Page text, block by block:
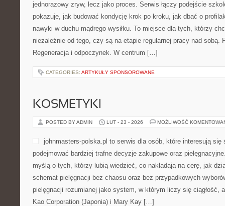
jednorazowy zryw, lecz jako proces. Serwis łączy podejście
pokazuje, jak budować kondycję krok po kroku, jak dbać o
nawyki w duchu mądrego wysiłku. To miejsce dla tych, którzy
niezależnie od tego, czy są na etapie regularnej pracy nad sobą.
Regeneracja i odpoczynek. W centrum […]
CATEGORIES: ARTYKUŁY SPONSOROWANE
KOSMETYKI
POSTED BY ADMIN LUT - 23 - 2026 MOŻLIWOŚĆ
johnmasters-polska.pl to serwis dla osób, które interesują się
podejmować bardziej trafne decyzje zakupowe oraz
myślą o tych, którzy lubią wiedzieć, co nakładają na cerę, jak
schemat pielęgnacji bez chaosu oraz bez przypadkowych
pielęgnacji rozumianej jako system, w którym liczy się ciągłość,
Kao Corporation (Japonia) i Mary Kay […]